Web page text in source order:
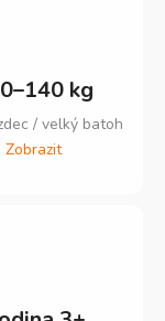
kg
/ velký batoh
Zobrazit